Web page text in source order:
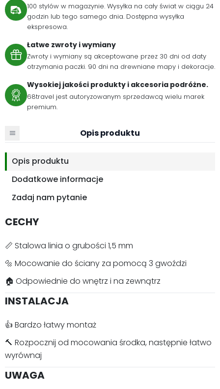
100 stylów w magazynie. Wysyłka na cały świat w ciągu 24
godzin lub tego samego dnia. Dostępna wysyłka
ekspresowa.
Łatwe zwroty i wymiany
Zwroty i wymiany są akceptowane przez 30 dni od daty
otrzymania paczki. 90 dni na drewniane mapy i dekoracje.
Wysokiej jakości produkty i akcesoria podróżne.
68travel jest autoryzowanym sprzedawcą wielu marek
premium.
Opis produktu
Opis produktu
Dodatkowe informacje
Zadaj nam pytanie
CECHY
📏 Stalowa linia o grubości 1,5 mm
🔩 Mocowanie do ściany za pomocą 3 gwoździ
🏠 Odpowiednie do wnętrz i na zewnątrz
INSTALACJA
👍 Bardzo łatwy montaż
🔨 Rozpocznij od mocowania środka, następnie łatwo
wyrównaj
UWAGA